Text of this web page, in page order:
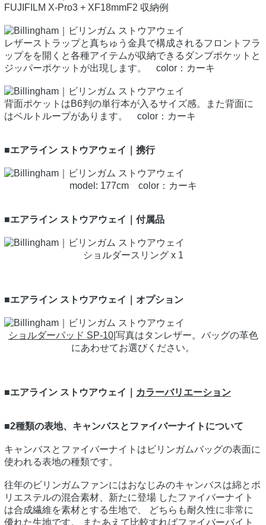
FUJIFILM X-Pro3 + XF18mmF2 収納例
レザーストラップと真ちゅう金具で構成されるフロントフラ
ップをを開くと各種アイテムが収納できるダンプポケットと
ジッパーポケットが出現します。 color：カーキ
背面ポケットはB6判の単行本が入るサイズ感。また背面に
はベルトループがあります。 color：カーキ
■エアライン ストウアウェイ｜携行
model: 177cm color：カーキ
■エアライン ストウアウェイ｜付属品
ショルダースリング x 1
■エアライン ストウアウェイ｜オプション
ショルダーパッド SP-10|写真はタンレザー。バッグの革色
にあわせてお選びください。
■エアライン ストウアウェイ｜ カラーバリエーション
■2種類の表地、キャンバスとファイバーナイトについて
キャンバスとファイバーナイトはビリンガムバッグの表面に
使われる表地の種類です。
往年のビリンガムファンにはおなじみのキャンバスは綿とポ
リエステルの混合素材、新たに登場 したファイバーナイト
は合成繊維を素材とする生地で、 どちらも耐久性に非常に
優れた生地です。 またあえて比較すればファイバーバイト